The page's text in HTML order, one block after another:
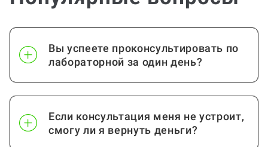
Вы успеете проконсультировать по
лабораторной за один день?
Если консультация меня не устроит,
смогу ли я вернуть деньги?